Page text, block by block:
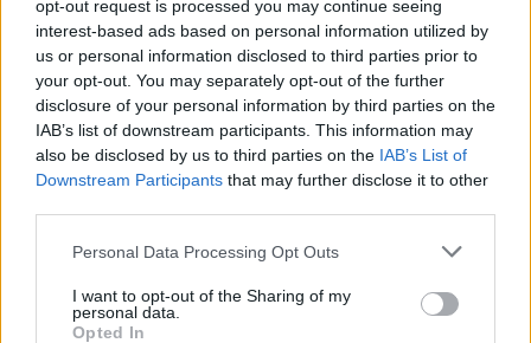
opt-out request is processed you may continue seeing
interest-based ads based on personal information utilized by
us or personal information disclosed to third parties prior to
your opt-out. You may separately opt-out of the further
disclosure of your personal information by third parties on the
IAB’s list of downstream participants. This information may
also be disclosed by us to third parties on the IAB’s List of
Downstream Participants that may further disclose it to other
Personal Data Processing Opt Outs
I want to opt-out of the Sharing of my
personal data.
Opted In